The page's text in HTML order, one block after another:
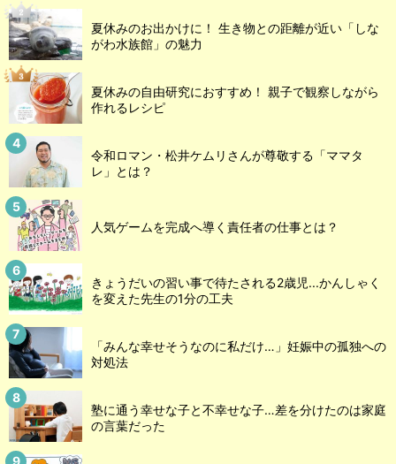
夏休みのお出かけに！ 生き物との距離が近い「しな
がわ水族館」の魅力
夏休みの自由研究におすすめ！ 親子で観察しながら
作れるレシピ
令和ロマン・松井ケムリさんが尊敬する「ママタ
レ」とは？
人気ゲームを完成へ導く責任者の仕事とは？
きょうだいの習い事で待たされる2歳児...かんしゃく
を変えた先生の1分の工夫
「みんな幸せそうなのに私だけ…」妊娠中の孤独への
対処法
塾に通う幸せな子と不幸せな子…差を分けたのは家庭
の言葉だった